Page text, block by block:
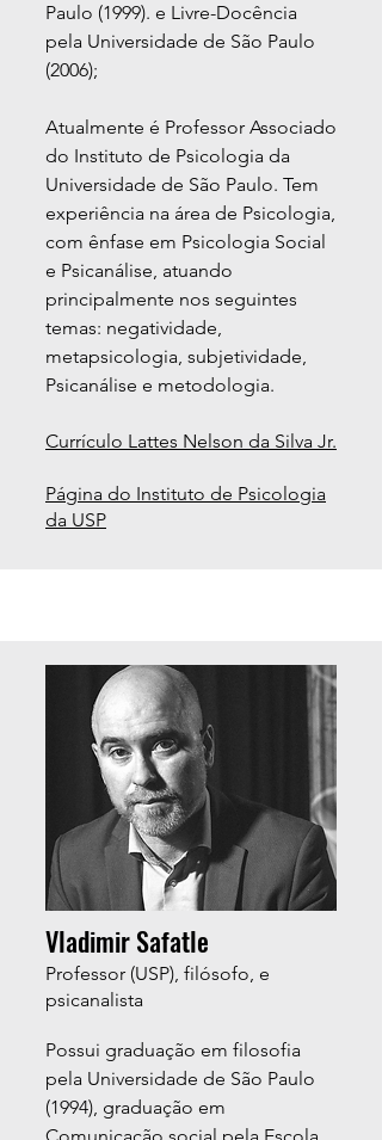
Paulo (1999). e Livre-Docência
pela Universidade de São Paulo
(2006);
Atualmente é Professor Associado
do Instituto de Psicologia da
Universidade de São Paulo. Tem
experiência na área de Psicologia,
com ênfase em Psicologia Social
e Psicanálise, atuando
principalmente nos seguintes
temas: negatividade,
metapsicologia, subjetividade,
Psicanálise e metodologia.
Currículo Lattes Nelson da Silva Jr.
Página do Instituto de Psicologia
da USP
Vladimir Safatle
Professor (USP), filósofo, e
psicanalista
Possui graduação em filosofia
pela Universidade de São Paulo
(1994), graduação em